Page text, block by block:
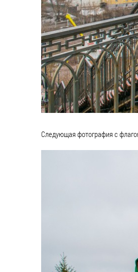
Следующая фотография с